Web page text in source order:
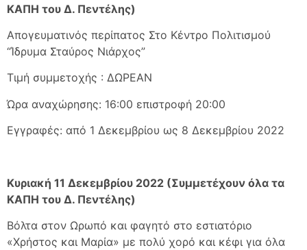
ΚΑΠΗ του Δ. Πεντέλης)
Απογευματινός περίπατος Στο Κέντρο Πολιτισμού
“Ίδρυμα Σταύρος Νιάρχος”
Τιμή συμμετοχής : ΔΩΡΕΑΝ
Ώρα αναχώρησης: 16:00 επιστροφή 20:00
Εγγραφές: από 1 Δεκεμβρίου ως 8 Δεκεμβρίου 2022
Κυριακή 11 Δεκεμβρίου 2022 (Συμμετέχουν όλα τα
ΚΑΠΗ του Δ. Πεντέλης)
Βόλτα στον Ωρωπό και φαγητό στο εστιατόριο
«Χρήστος και Μαρία» με πολύ χορό και κέφι για όλα